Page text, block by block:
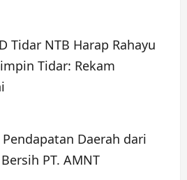
Tidar NTB Harap Rahayu
Tidar: Rekam
Pendapatan Daerah dari
PT. AMNT